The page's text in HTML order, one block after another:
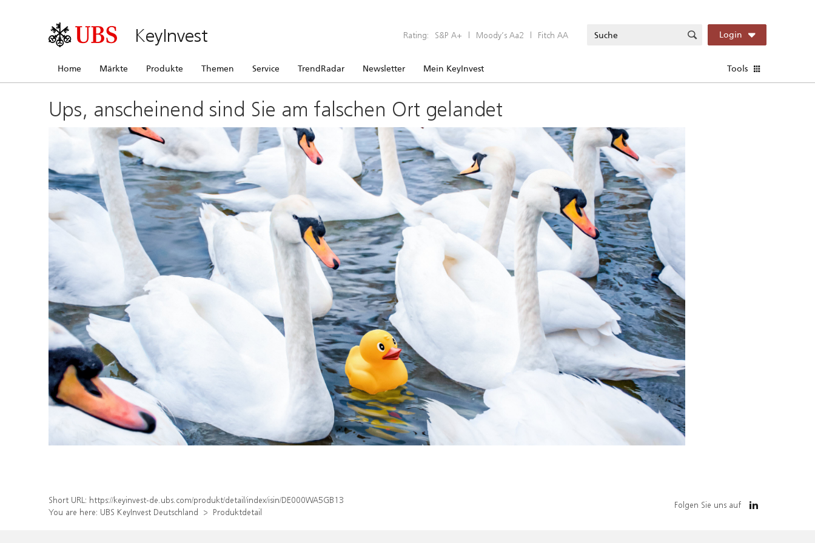
KeyInvest Rating: S&P A+ | Moody’s Aa2 | Fitch AA Login
Home Märkte Produkte Themen Service TrendRadar Newsletter Mein KeyInvest Tools
Ups, anscheinend sind Sie am falschen Ort gelandet
Short URL: https://keyinvest-de.ubs.com/produkt/detail/index/isin/DE000WA5GB13
You are here: UBS KeyInvest Deutschland Produktdetail
Folgen Sie uns auf